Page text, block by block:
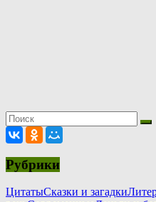
Рубрики
ЦитатыСказки и загадки